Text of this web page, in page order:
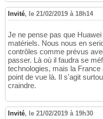
Invité, le 21/02/2019 à 18h14
Je ne pense pas que
matériels. Nous nous en
contrôles comme prévus
passer. Là où il faudra se
technologies, mais la
point de vue là. Il s'agit
craindre.
Invité, le 21/02/2019 à 19h30